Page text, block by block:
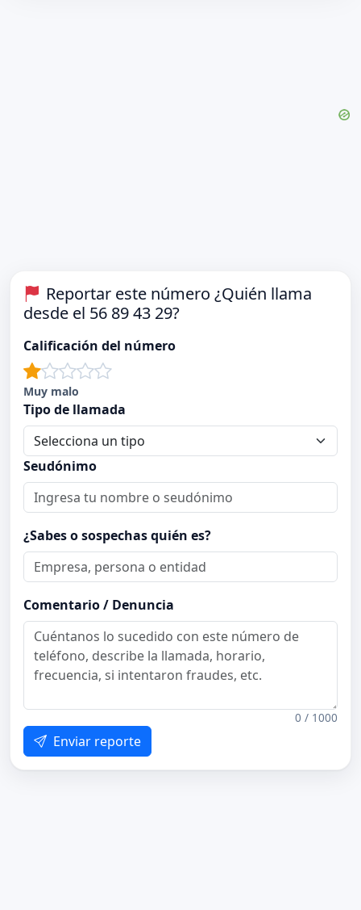
Reportar este número ¿Quién llama
desde el 56 89 43 29?
Calificación del número
Muy malo
Tipo de llamada
Seudónimo
¿Sabes o sospechas quién es?
Comentario / Denuncia
0 / 1000
Enviar reporte